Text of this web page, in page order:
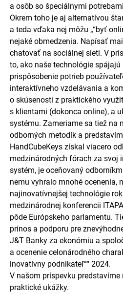
a osôb so špeciálnymi
Okrem toho je aj alternatívou
a teda vďaka nej môžu „“byť
nejaké obmedzenia. Napísať
chatovať na sociálnej sieti. V
to, ako naše technológie
prispôsobenie potrieb
interaktívneho vzdelávania a
o skúsenosti z praktického
s klientami (dokonca online), a
systému. Zameriame sa tiež na
odborných metodík a
HandCubeKeys získal viacero
medzinárodných fórach za svoj
systém, je oceňovaný
nemu vyhralo mnohé ocenenia,
najinovatívnejšej technológie
medzinárodnej konferencii
pôde Európskeho parlamentu.
prínos a podporu pre
J&T Banky za ekonómiu a
a ocenenie celonárodného
inovatívny podnikateľ““ 2024.
V našom príspevku
praktické ukážky.